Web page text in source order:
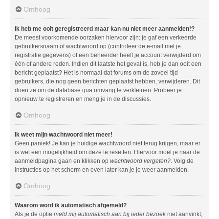
Omhoog
Ik heb me ooit geregistreerd maar kan nu niet meer aanmelden!?
De meest voorkomende oorzaken hiervoor zijn: je gaf een verkeerde
gebruikersnaam of wachtwoord op (controleer de e-mail met je
registratie gegevens) of een beheerder heeft je account verwijderd om
één of andere reden. Indien dit laatste het geval is, heb je dan ooit een
bericht geplaatst? Het is normaal dat forums om de zoveel tijd
gebruikers, die nog geen berichten geplaatst hebben, verwijderen. Dit
doen ze om de database qua omvang te verkleinen. Probeer je
opnieuw te registreren en meng je in de discussies.
Omhoog
Ik weet mijn wachtwoord niet meer!
Geen paniek! Je kan je huidige wachtwoord niet terug krijgen, maar er
is wel een mogelijkheid om deze te resetten. Hiervoor moet je naar de
aanmeldpagina gaan en klikken op wachtwoord vergeten?. Volg de
instructies op het scherm en even later kan je je weer aanmelden.
Omhoog
Waarom word ik automatisch afgemeld?
Als je de optie meld mij automatisch aan bij ieder bezoek niet aanvinkt,